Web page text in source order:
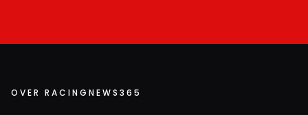
OVER RACINGNEWS365